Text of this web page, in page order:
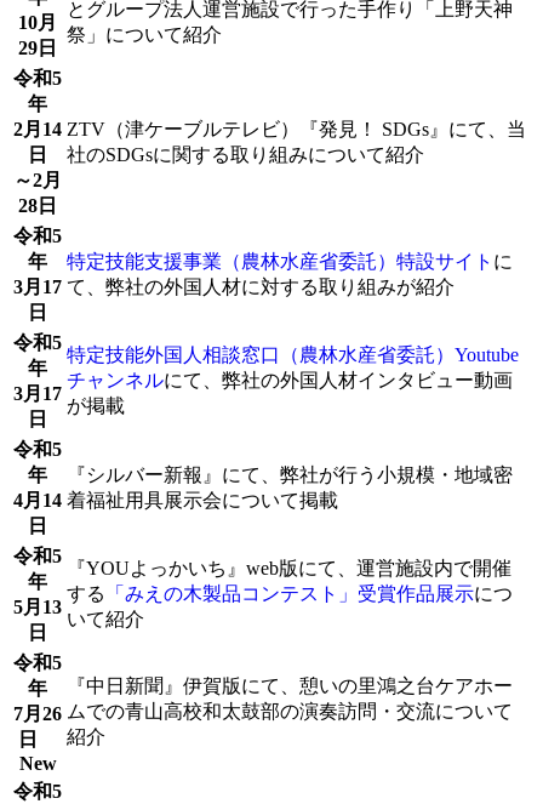
10月
29日
とグループ法人運営施設で行った手作り「上野天神
祭」について紹介
令和5
年
2月14
日
～2月
28日
ZTV（津ケーブルテレビ）『発見！ SDGs』にて、当
社のSDGsに関する取り組みについて紹介
令和5
年
3月17
日
特定技能支援事業（農林水産省委託）特設サイト に
て、弊社の外国人材に対する取り組みが紹介
令和5
年
3月17
日
特定技能外国人相談窓口（農林水産省委託）Youtube
チャンネルにて、弊社の外国人材インタビュー動画
が掲載
令和5
年
4月14
日
『シルバー新報』にて、弊社が行う小規模・地域密
着福祉用具展示会について掲載
令和5
年
5月13
日
『YOUよっかいち』web版にて、運営施設内で開催
する
「みえの木製品コンテスト」受賞作品展示につ
いて紹介
令和5
年
7月26
日
New
『中日新聞』伊賀版にて、憩いの里鴻之台ケアホー
ムでの青山高校和太鼓部の演奏訪問・交流について
紹介
令和5